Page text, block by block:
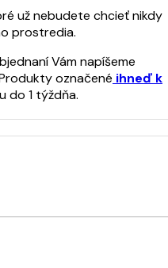
už nebudete chcieť nikdy
prostredia.
Vám napíšeme
označené ihneď k
do 1 týždňa.